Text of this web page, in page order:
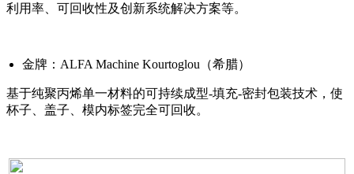
利用率、可回收性及创新系统解决方案等。
金牌：ALFA Machine Kourtoglou（希腊）
基于纯聚丙烯单一材料的可持续成型-填充-密封包装技术，使
杯子、盖子、模内标签完全可回收。